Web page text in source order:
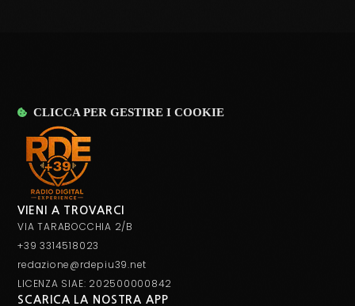
CLICCA PER GESTIRE I COOKIE
VIENI A TROVARCI
VIA TARABOCCHIA 2/B
+39 3314518023
redazione@rdepiu39.net
LICENZA SIAE: 202500000842
SCARICA LA NOSTRA APP